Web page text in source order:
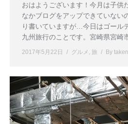
おはようございます！今月は子供
なかブログをアップできていない
り書いていますが…今日はゴール
九州旅行のことです。宮崎県宮崎
2017年5月22日 グルメ 旅 By